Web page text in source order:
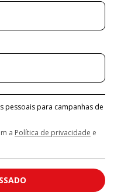
pessoais para campanhas de
a Política de privacidade e